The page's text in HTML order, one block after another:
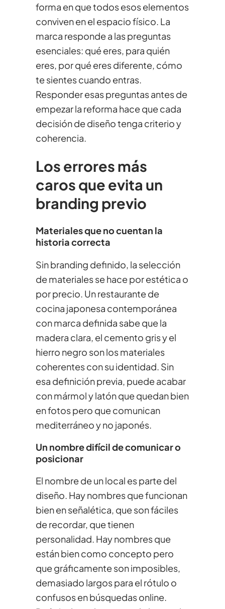
forma en que todos esos elementos
conviven en el espacio físico. La
marca responde a las preguntas
esenciales: qué eres, para quién
eres, por qué eres diferente, cómo
te sientes cuando entras.
Responder esas preguntas antes de
empezar la reforma hace que cada
decisión de diseño tenga criterio y
coherencia.
Los errores más
caros que evita un
branding previo
Materiales que no cuentan la
historia correcta
Sin branding definido, la selección
de materiales se hace por estética o
por precio. Un restaurante de
cocina japonesa contemporánea
con marca definida sabe que la
madera clara, el cemento gris y el
hierro negro son los materiales
coherentes con su identidad. Sin
esa definición previa, puede acabar
con mármol y latón que quedan bien
en fotos pero que comunican
mediterráneo y no japonés.
Un nombre difícil de comunicar o
posicionar
El nombre de un local es parte del
diseño. Hay nombres que funcionan
bien en señalética, que son fáciles
de recordar, que tienen
personalidad. Hay nombres que
están bien como concepto pero
que gráficamente son imposibles,
demasiado largos para el rótulo o
confusos en búsquedas online.